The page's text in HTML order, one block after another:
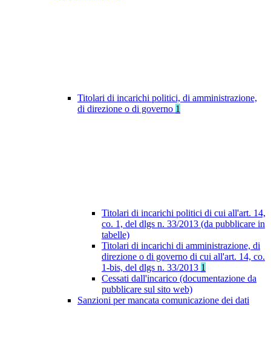
Titolari di incarichi politici, di amministrazione,
di direzione o di governo 1
Titolari di incarichi politici di cui all'art. 14,
co. 1, del dlgs n. 33/2013 (da pubblicare in
tabelle)
Titolari di incarichi di amministrazione, di
direzione o di governo di cui all'art. 14, co.
1-bis, del dlgs n. 33/2013 1
Cessati dall'incarico (documentazione da
pubblicare sul sito web)
Sanzioni per mancata comunicazione dei dati